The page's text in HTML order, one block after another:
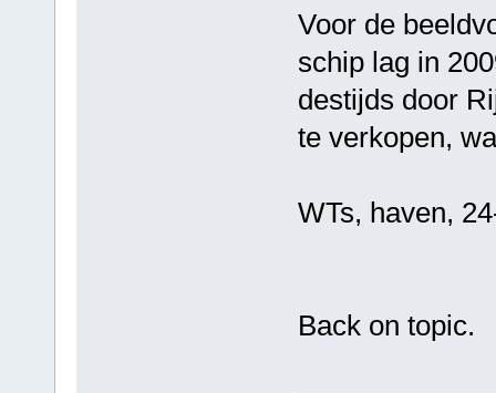
Voor de
schip lag in
destijds door
te verkopen,
WTs, haven,
Back on topic.